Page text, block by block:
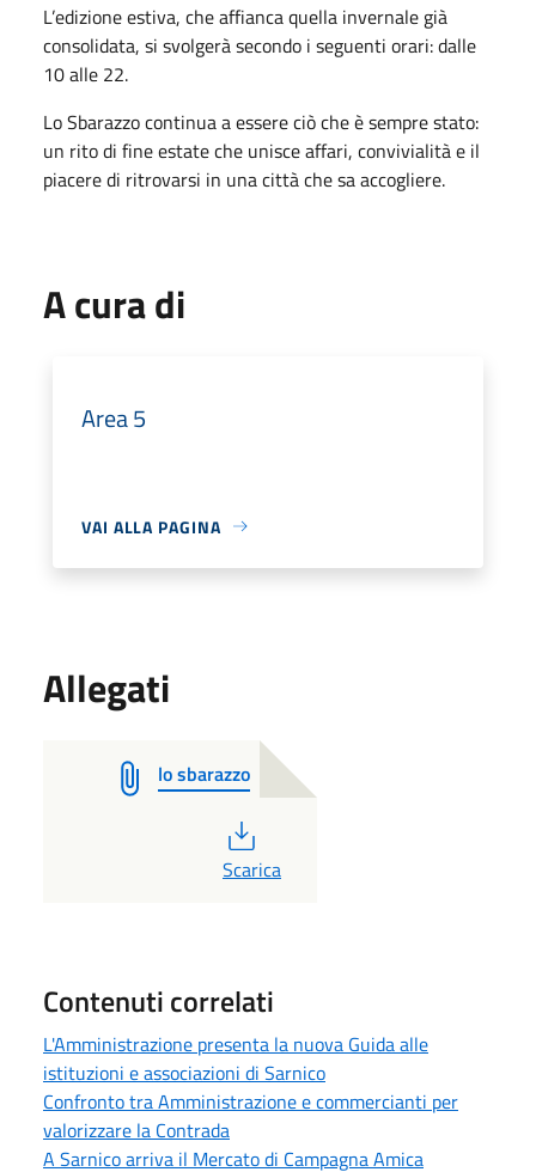
L’edizione estiva, che affianca quella invernale già
consolidata, si svolgerà secondo i seguenti orari: dalle
10 alle 22.
Lo Sbarazzo continua a essere ciò che è sempre stato:
un rito di fine estate che unisce affari, convivialità e il
piacere di ritrovarsi in una città che sa accogliere.
A cura di
Area 5
VAI ALLA PAGINA
Allegati
lo sbarazzo
PDF
Scarica
Contenuti correlati
L'Amministrazione presenta la nuova Guida alle
istituzioni e associazioni di Sarnico
Confronto tra Amministrazione e commercianti per
valorizzare la Contrada
A Sarnico arriva il Mercato di Campagna Amica